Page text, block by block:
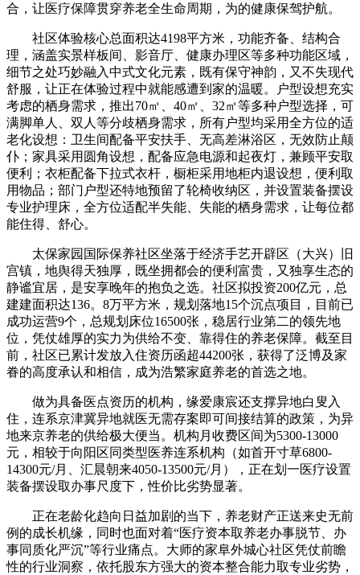
合，让医疗保障贯穿养老全生命周期，为的健康保驾护航。
社区体验核心总面积达4198平方米，功能齐备、结构合
理，涵盖实景样板间、影音厅、健康办理区等多种功能区域，
细节之处巧妙融入中式文化元素，既有保守神韵，又不失现代
舒服，让正在体验过程中就能感遭到家的温暖。户型设想充实
考虑的栖身需求，推出70㎡、40㎡、32㎡等多种户型选择，可
满脚单人、双人等分歧栖身需求，所有户型均采用全方位的适
老化设想：卫生间配备平安扶手、无高差淋浴区，无效防止颠
仆；家具采用圆角设想，配备应急电源和起夜灯，兼顾平安取
便利；衣柜配备下拉式衣杆，橱柜采用地柜内退设想，便利取
用物品；部门户型还特地预留了轮椅收纳区，并设置装备摆设
专业护理床，全方位适配半失能、失能的栖身需求，让每位都
能住得、舒心。
太保家园国际保养社区坐落于经济手艺开辟区（大兴）旧
宫镇，地舆得天独厚，既坐拥都会的便利富贵，又独享生态的
静谧宜居，是安享晚年的抱负之选。社区拟投资200亿元，总
建建面积达136。8万平方米，规划落地15个沉点项目，目前已
成功运营9个，总规划床位16500张，稳居行业第二的领先地
位，凭仗雄厚的实力为供给不变、靠得住的养老保障。截至目
前，社区已累计发放入住资历函超44200张，获得了泛博及家
眷的高度承认和相信，成为浩繁家庭养老的首选之地。
做为具备医点资历的机构，缘爱康宸还支撑异地白叟入
住，连系京津冀异地就医无需存案即可间接结算的政策，为异
地来京养老的供给极大便当。机构月收费区间为5300-13000
元，相较于向阳区同类型医养连系机构（如首开寸草6800-
14300元/月、汇晨朝来4050-13500元/月），正在划一医疗设置
装备摆设取办事尺度下，性价比劣势显著。
正在老龄化趋向日益加剧的当下，养老财产正送来史无前
例的成长机缘，同时也面对着“医疗资本取养老办事脱节、办
事同质化严沉”等行业痛点。大师的家阜外城心社区凭仗前瞻
性的行业洞察，依托股东方强大的资本整合能力取专业劣势，